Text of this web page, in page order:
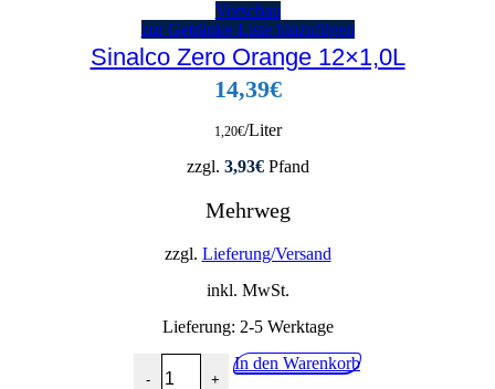
Vorschau
zur Getränke-Liste hinzufügen
Sinalco Zero Orange 12×1,0L
14,39€
1,20€/Liter
zzgl. 3,93€Pfand
Mehrweg
zzgl. Lieferung/Versand
inkl. MwSt.
Lieferung: 2-5 Werktage
-
Sinalco Zero Orange 12x1,0L Menge
+
In den Warenkorb